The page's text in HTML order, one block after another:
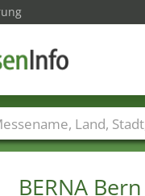
BERNA Bern
Länder Städte